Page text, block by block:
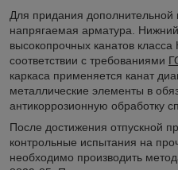
Для придания дополнительной
напрягаемая арматура.
высокопрочных канатов
соответствии с требованиями
каркаса применяется канат
металлические элементы в
антикоррозионную обработку
После достижения отпускной
контрольные испытания на
необходимо производить